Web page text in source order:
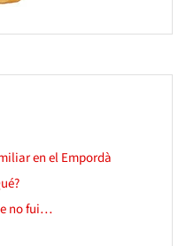
en el Empordà
no fui…